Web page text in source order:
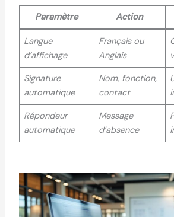
Paramètre Action
Langue
d’affichage
Français ou
Anglais
Signature
automatique
Nom, fonction,
contact
Répondeur
automatique
Message
d’absence